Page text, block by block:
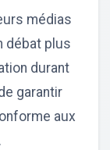
médias
débat plus
durant
garantir
aux